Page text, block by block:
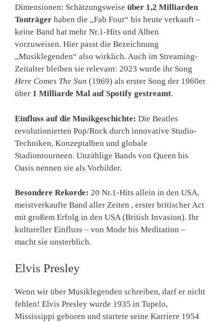
Dimensionen: Schätzungsweise über 1,2 Milliarden
Tonträger haben die „Fab Four“ bis heute verkauft –
keine Band hat mehr Nr.1-Hits und Alben
vorzuweisen. Hier passt die Bezeichnung
„Musiklegenden“ also wirklich. Auch im Streaming-
Zeitalter bleiben sie relevant: 2023 wurde ihr Song
Here Comes The Sun (1969) als erster Song der 1960er
über 1 Milliarde Mal auf Spotify gestreamt.
Einfluss auf die Musikgeschichte: Die Beatles
revolutionierten Pop/Rock durch innovative Studio-
Techniken, Konzeptalben und globale
Stadiontourneen. Unzählige Bands von Queen bis
Oasis nennen sie als Vorbilder.
Besondere Rekorde: 20 Nr.1-Hits allein in den USA,
meistverkaufte Band aller Zeiten , erster britischer Act
mit großem Erfolg in den USA (British Invasion). Ihr
kultureller Einfluss – von Mode bis Meditation –
macht sie unsterblich.
Elvis Presley
Wenn wir über Musiklegenden schreiben, darf er nicht
fehlen! Elvis Presley wurde 1935 in Tupelo,
Mississippi geboren und startete seine Karriere 1954